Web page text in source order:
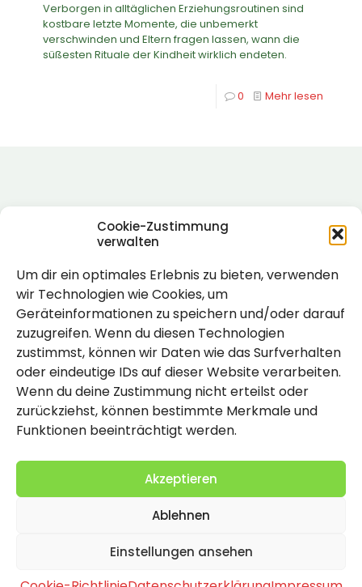
Cookie-Zustimmung
verwalten
Um dir ein optimales Erlebnis zu bieten, verwenden
wir Technologien wie Cookies, um
Geräteinformationen zu speichern und/oder darauf
zuzugreifen. Wenn du diesen Technologien
zustimmst, können wir Daten wie das Surfverhalten
oder eindeutige IDs auf dieser Website verarbeiten.
Wenn du deine Zustimmung nicht erteilst oder
zurückziehst, können bestimmte Merkmale und
Funktionen beeinträchtigt werden.
Akzeptieren
Ablehnen
Einstellungen ansehen
Verborgen in alltäglichen Erziehungsroutinen sind
kostbare letzte Momente, die unbemerkt
verschwinden und Eltern fragen lassen, wann die
süßesten Rituale der Kindheit wirklich endeten.
0 Mehr lesen
Rechtlich
Impressum
Datenschutzerklärung
Cookie-Richtlinie (EU)